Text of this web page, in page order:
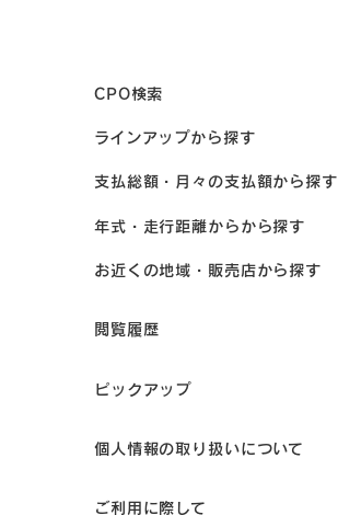
CPO検索
ラインアップから探す
支払総額・月々の支払額から探す
年式・走行距離からから探す
お近くの地域・販売店から探す
閲覧履歴
ピックアップ
個人情報の取り扱いについて
ご利用に際して